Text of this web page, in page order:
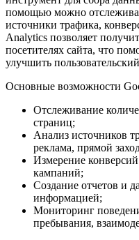
помощью можно
источники трафика,
Analytics позволяет
посетителях сайта, что
улучшить
Основные возможности
Отслеживание
страниц;
Анализ источников
реклама, прямой
Измерение
кампаний;
Создание отчетов и
информацией;
Мониторинг
пребывания,